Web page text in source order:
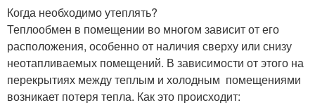
Перекрытия в сталинке
перекрытиями
Железобетонные
перекрытия
Перекрытия на
балочных опорах
Когда необходимо утеплять?
Теплообмен в помещении во многом зависит от его
расположения, особенно от наличия сверху или снизу
неотапливаемых помещений. В зависимости от этого на
перекрытиях между теплым и холодным помещениями
возникает потеря тепла. Как это происходит: